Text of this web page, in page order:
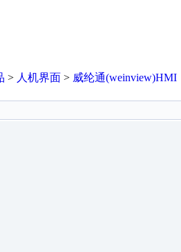
> 人机界面 > 威纶通(weinview)HMI